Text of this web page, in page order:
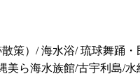
策）/ 海水浴/ 琉球舞踊
ら海水族館/古宇利島/